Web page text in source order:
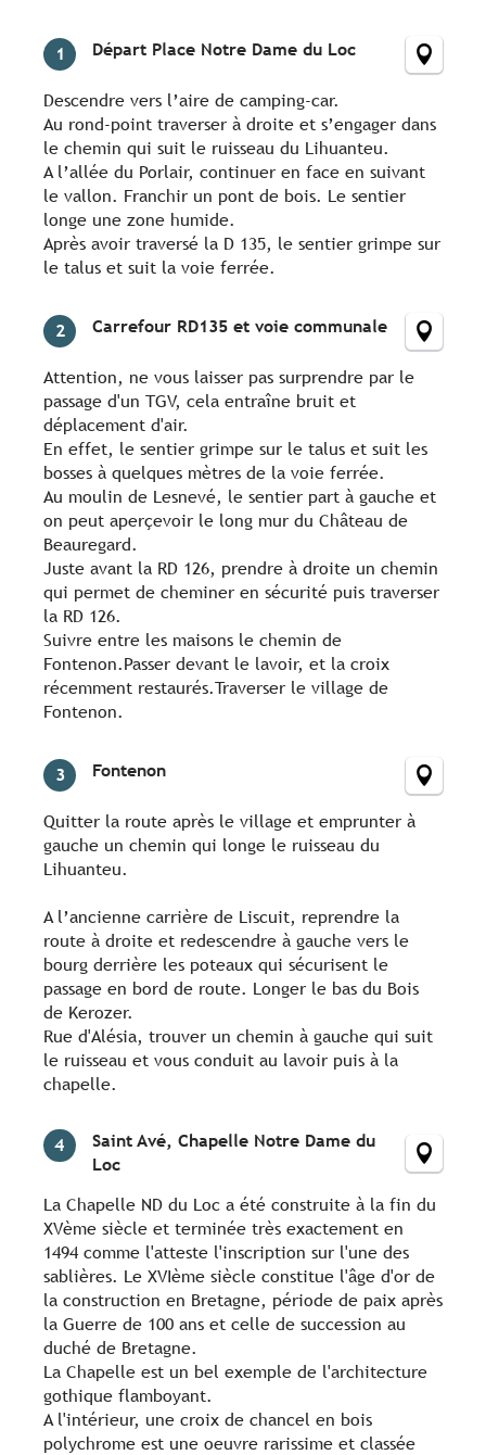
1 Départ Place Notre Dame du Loc
Descendre vers l’aire de camping-car.
Au rond-point traverser à droite et s’engager dans
le chemin qui suit le ruisseau du Lihuanteu.
A l’allée du Porlair, continuer en face en suivant
le vallon. Franchir un pont de bois. Le sentier
longe une zone humide.
Après avoir traversé la D 135, le sentier grimpe sur
le talus et suit la voie ferrée.
2 Carrefour RD135 et voie communale
Attention, ne vous laisser pas surprendre par le
passage d'un TGV, cela entraîne bruit et
déplacement d'air.
En effet, le sentier grimpe sur le talus et suit les
bosses à quelques mètres de la voie ferrée.
Au moulin de Lesnevé, le sentier part à gauche et
on peut aperçevoir le long mur du Château de
Beauregard.
Juste avant la RD 126, prendre à droite un chemin
qui permet de cheminer en sécurité puis traverser
la RD 126.
Suivre entre les maisons le chemin de
Fontenon.Passer devant le lavoir, et la croix
récemment restaurés.Traverser le village de
Fontenon.
3 Fontenon
Quitter la route après le village et emprunter à
gauche un chemin qui longe le ruisseau du
Lihuanteu.
A l’ancienne carrière de Liscuit, reprendre la
route à droite et redescendre à gauche vers le
bourg derrière les poteaux qui sécurisent le
passage en bord de route. Longer le bas du Bois
de Kerozer.
Rue d'Alésia, trouver un chemin à gauche qui suit
le ruisseau et vous conduit au lavoir puis à la
chapelle.
4
Saint Avé, Chapelle Notre Dame du
Loc
La Chapelle ND du Loc a été construite à la fin du
XVème siècle et terminée très exactement en
1494 comme l'atteste l'inscription sur l'une des
sablières. Le XVIème siècle constitue l'âge d'or de
la construction en Bretagne, période de paix après
la Guerre de 100 ans et celle de succession au
duché de Bretagne.
La Chapelle est un bel exemple de l'architecture
gothique flamboyant.
A l'intérieur, une croix de chancel en bois
polychrome est une oeuvre rarissime et classée